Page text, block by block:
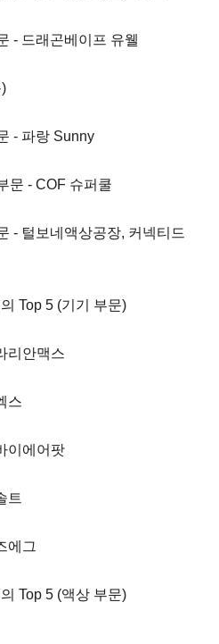
- 드래곤베이프 유웰
- 파랑 Sunny
문 - COF 슈퍼쿨
- 털보네액상공장, 커넥티드
Top 5 (기기 부문)
리안맥스
스
이에어팟
트
에그
Top 5 (액상 부문)